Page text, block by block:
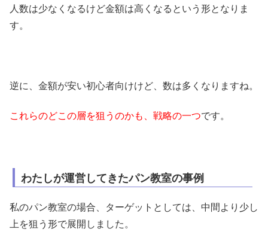
人数は少なくなるけど金額は高くなるという形となりま
す。
逆に、金額が安い初心者向けけど、数は多くなりますね。
これらのどこの層を狙うのかも、戦略の一つです。
わたしが運営してきたパン教室の事例
私のパン教室の場合、ターゲットとしては、中間より少し
上を狙う形で展開しました。